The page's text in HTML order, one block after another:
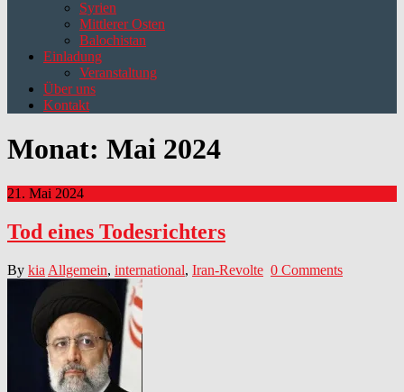
Syrien
Mittlerer Osten
Balochistan
Einladung
Veranstaltung
Über uns
Kontakt
Monat: Mai 2024
21. Mai 2024
Tod eines Todesrichters
By kia Allgemein, international, Iran-Revolte 0 Comments